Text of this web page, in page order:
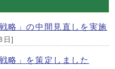
略」の中間見直しを実施
日]
略」を策定しました